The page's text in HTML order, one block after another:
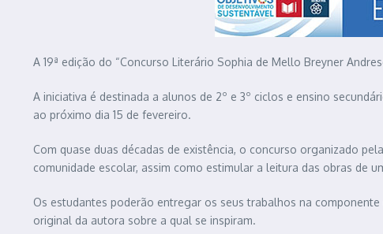
A 19ª edição do “Concurso Literário Sophia de Mello Breyner
A iniciativa é destinada a alunos de 2º e 3º ciclos e ensino
ao próximo dia 15 de fevereiro.
Com quase duas décadas de existência, o concurso organizado
comunidade escolar, assim como estimular a leitura das obras de
Os estudantes poderão entregar os seus trabalhos na
original da autora sobre a qual se inspiram.